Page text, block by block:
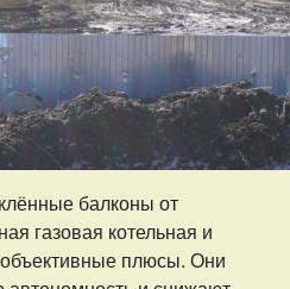
балконы от
газовая котельная и
объективные плюсы. Они